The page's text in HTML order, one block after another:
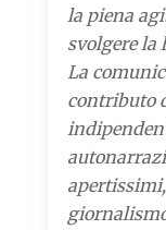
la piena
svolgere la
La
contributo